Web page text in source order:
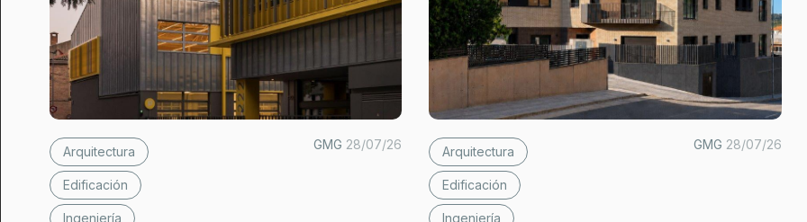
Arquitectura
Edificación
Ingeniería
GMG 28/07/26 Arquitectura
Edificación
Ingeniería
GMG 28/07/26